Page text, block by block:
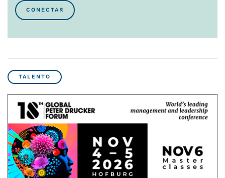
CONECTAR
TALENTO